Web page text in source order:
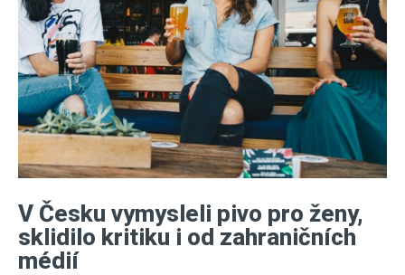
V Česku vymysleli pivo pro ženy,
sklidilo kritiku i od zahraničních
médií